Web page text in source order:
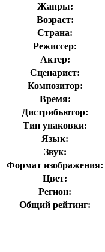
Жанры:
Возраст:
Страна:
Режиссер:
Актер:
Сценарист:
Композитор:
Время:
Дистрибьютор:
Тип упаковки:
Язык:
Звук:
Формат изображения:
Цвет:
Регион:
Общий рейтинг: